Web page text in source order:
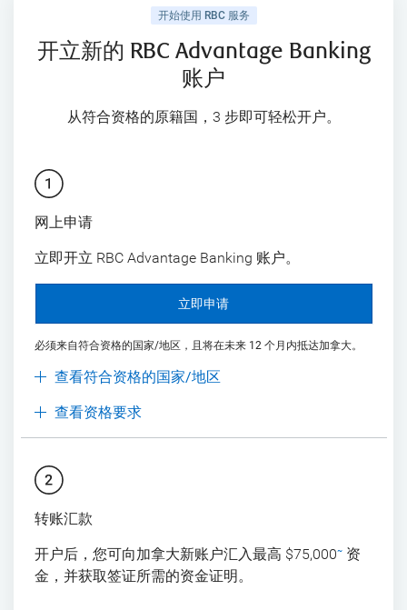
开始使用 RBC 服务
开立新的 RBC Advantage Banking
账户
从符合资格的原籍国，3 步即可轻松开户。
网上申请
立即开立 RBC Advantage Banking 账户。
立即申请
必须来自符合资格的国家/地区，且将在未来 12 个月内抵达加拿大。
查看符合资格的国家/地区
查看资格要求
转账汇款
开户后，您可向加拿大新账户汇入最高 $75,000~资
金，并获取签证所需的资金证明。